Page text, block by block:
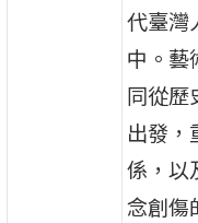
代臺灣
中。藝
同從歷
出發，
係，以
念創傷